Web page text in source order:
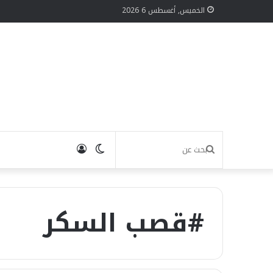
الخميس, أغسطس 6 2026
بحث
عن
الوضع
المظلمالدخول
#قصب السكر